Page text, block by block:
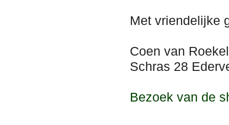
Met vriendelijke
Coen van Roekel
Schras 28
Bezoek van de